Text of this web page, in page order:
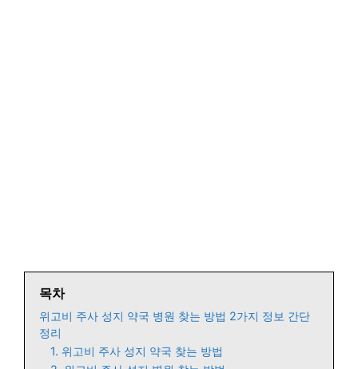
목차
위고비 주사 성지 약국 병원 찾는 방법 2가지 정보 간단
정리
1. 위고비 주사 성지 약국 찾는 방법